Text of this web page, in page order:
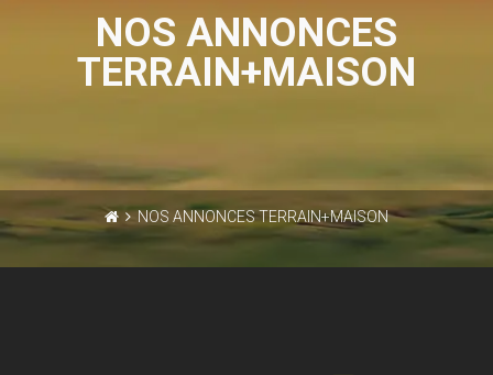
NOS ANNONCES
TERRAIN+MAISON
NOS ANNONCES TERRAIN+MAISON